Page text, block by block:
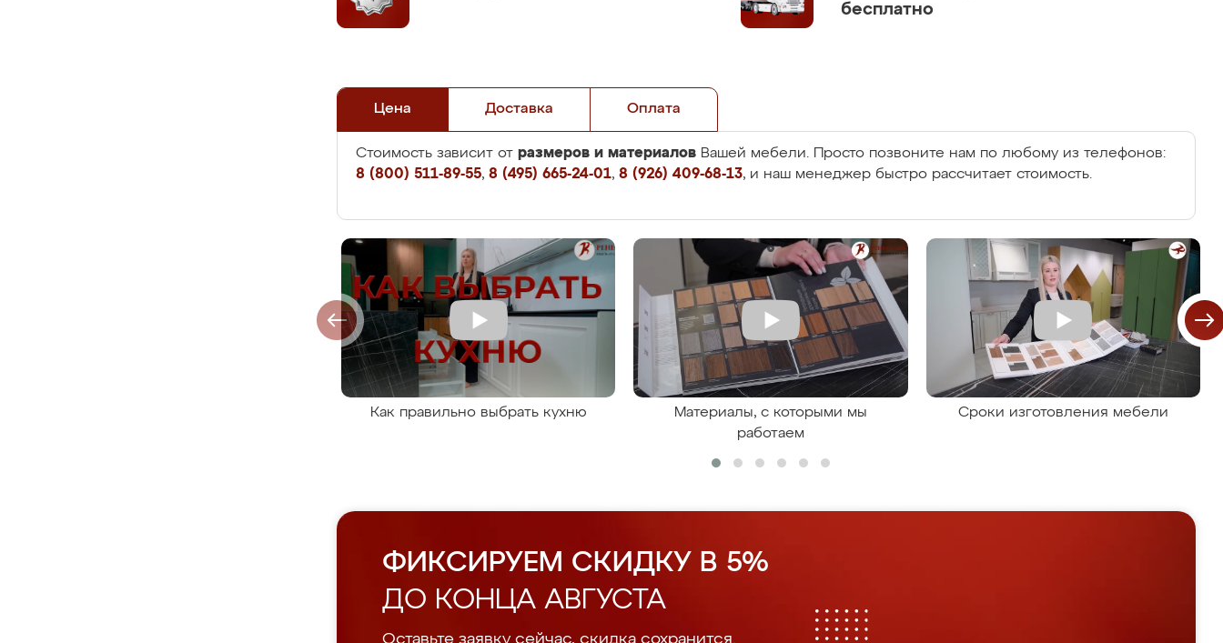
бесплатно
Цена Доставка Оплата
Стоимость зависит от размеров и материалов Вашей мебели. Просто позвоните нам по любому из телефонов:
8 (800) 511-89-55, 8 (495) 665-24-01, 8 (926) 409-68-13, и наш менеджер быстро рассчитает стоимость.
Как правильно выбрать кухню
Материалы, с которыми мы
работаем
Сроки изготовления мебели
ФИКСИРУЕМ СКИДКУ В 5%
ДО КОНЦА АВГУСТА
Оставьте заявку сейчас, скидка сохранится.